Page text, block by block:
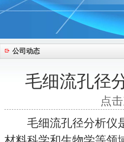
公司动态
毛细流孔径
点
毛细流孔径分析仪是